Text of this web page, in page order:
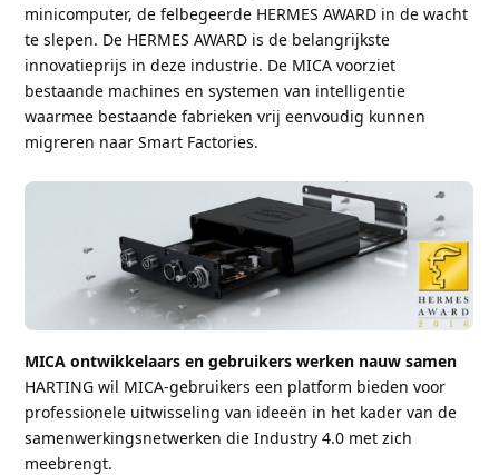
minicomputer, de felbegeerde HERMES AWARD in de wacht
te slepen. De HERMES AWARD is de belangrijkste
innovatieprijs in deze industrie. De MICA voorziet
bestaande machines en systemen van intelligentie
waarmee bestaande fabrieken vrij eenvoudig kunnen
migreren naar Smart Factories.
MICA ontwikkelaars en gebruikers werken nauw samen
HARTING wil MICA-gebruikers een platform bieden voor
professionele uitwisseling van ideeën in het kader van de
samenwerkingsnetwerken die Industry 4.0 met zich
meebrengt.